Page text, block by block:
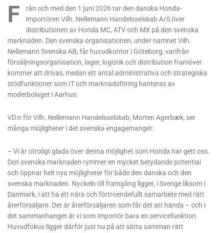
F
rån och med den 1 juni 2026 tar den danska Honda-
importören Vilh. Nellemann Handelsselskab A/S över
distributionen av Honda MC, ATV och MX på den svenska
marknaden. Den svenska organisationen, under namnet Vilh.
Nellemann Svenska AB, får huvudkontor i Göteborg, varifrån
försäljningsorganisation, lager, logistik och distribution framöver
kommer att drivas, medan ett antal administrativa och strategiska
stödfunktioner som IT och marknadsföring hanteras av
moderbolaget i Aarhus.
VD:n för Vilh. Nellemann Handelsselskab, Morten Agerbæk, ser
många möjligheter i det svenska engagemanget:
– Vi är otroligt glada över denna möjlighet som Honda har gett oss.
Den svenska marknaden rymmer en mycket betydande potential
och öppnar helt nya möjligheter för både den danska och den
svenska marknaden. Nyckeln till framgång ligger, i Sverige liksom i
Danmark, i att ha ett nära och förtroendefullt samarbete med rätt
återförsäljare. Det är återförsäljaren som får det att hända – och i
det sammanhanget är vi som importör bara en servicefunktion.
Huvudfokus ligger därför just nu på att sätta samman rätt